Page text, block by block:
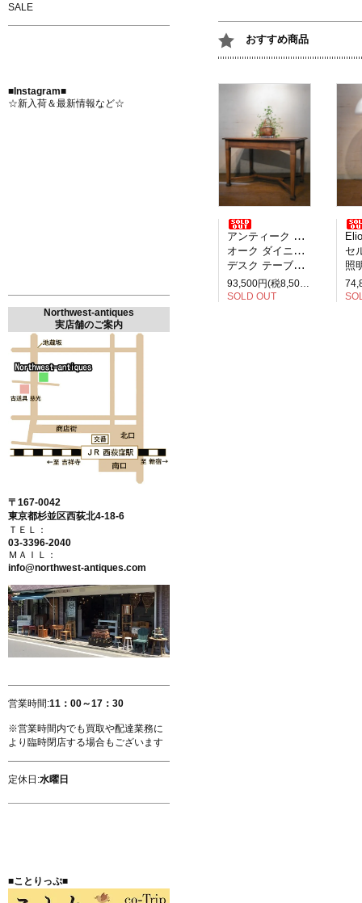
おすすめ商品
アンティーク イギリス製
オーク ダイニングテーブル
デスク テーブル 2人掛け
SOLD OUT
Elio
セル
照明
SALE
■Instagram■
☆新入荷＆最新情報など☆
Northwest-antiques
実店舗のご案内
〒167-0042
東京都杉並区西荻北4-18-6
ＴＥＬ：
03-3396-2040
ＭＡＩＬ：
info@northwest-antiques.com
営業時間:11：00～17：30
※営業時間内でも買取や配達業務に
より臨時閉店する場合もございます
定休日:水曜日
■ことりっぷ■